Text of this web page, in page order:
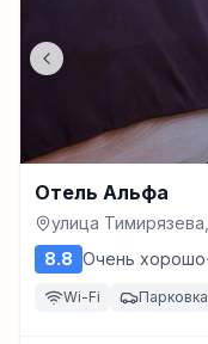
Отель Альфа
улица
8.8 Очень хорошо·
Wi-Fi Парковка